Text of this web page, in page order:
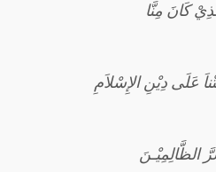
كَانَ مِنَّا